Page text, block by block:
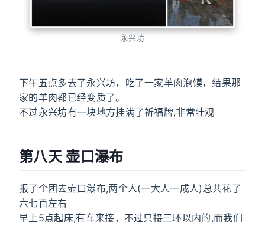
永兴坊
下午五点多去了永兴坊，吃了一家羊肉泡馍，结果那
家的羊肉都已经变质了。
不过永兴坊有一块地方挂满了祈福牌,非常壮观
第八天 壶口瀑布
报了个团去壶口瀑布,两个人(一大人一成人)总共花了
六七百左右
早上5点起床,有车来接，不过只接三环以内的,而我们